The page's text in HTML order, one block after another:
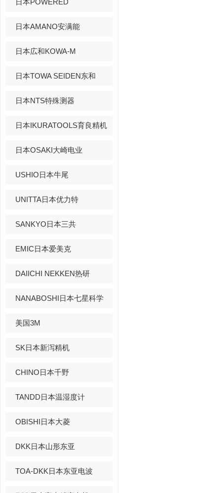
日本POWERED
日本AMANO安满能
日本広和KOWA-M
日本TOWA SEIDEN东和
日本NTS特殊测器
日本IKURATOOLS育良精机
日本OSAKI大崎电业
USHIO日本牛尾
UNITTA日本优力特
SANKYO日本三共
EMIC日本爱美克
DAIICHI NEKKEN热研
NANABOSHI日本七星科学
美国3M
SK日本新泻精机
CHINO日本千野
TANDD日本温湿度计
OBISHI日本大菱
DKK日本山形东亚
TOA-DKK日本东亚电波